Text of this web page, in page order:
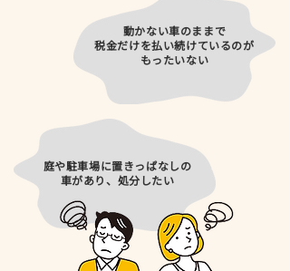
動かない車のままで
税金だけを払い続けているのが
​もったいない
庭や駐車場に置きっぱなしの
​車があり、処分したい